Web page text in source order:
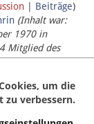
Beiträge)
(Inhalt war:
1970 in
Mitglied des
2014 ist sie für
um die
zu verbessern.